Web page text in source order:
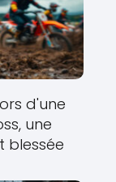
d'une
une
blessée